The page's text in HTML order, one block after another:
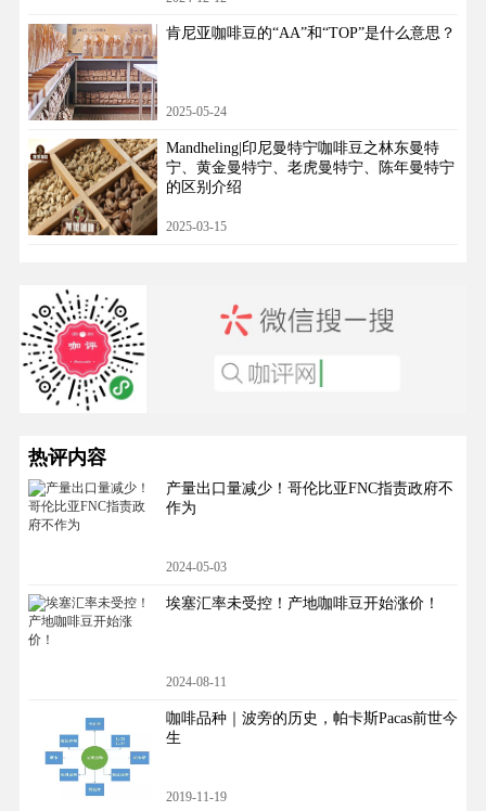
肯尼亚咖啡豆的“AA”和“TOP”是什么意思？
2025-05-24
Mandheling|印尼曼特宁咖啡豆之林东曼特
宁、黄金曼特宁、老虎曼特宁、陈年曼特宁
的区别介绍
2025-03-15
热评内容
产量出口量减少！哥伦比亚FNC指责政府不
作为
2024-05-03
埃塞汇率未受控！产地咖啡豆开始涨价！
2024-08-11
咖啡品种｜波旁的历史，帕卡斯Pacas前世今
生
2019-11-19